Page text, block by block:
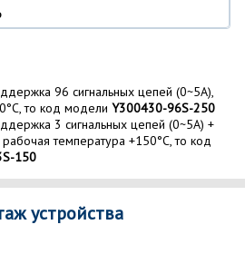
96 сигнальных цепей (0~5A),
то код модели Y300430-96S-250
3 сигнальных цепей (0~5A) +
температура +150°C, то код
150
устройства